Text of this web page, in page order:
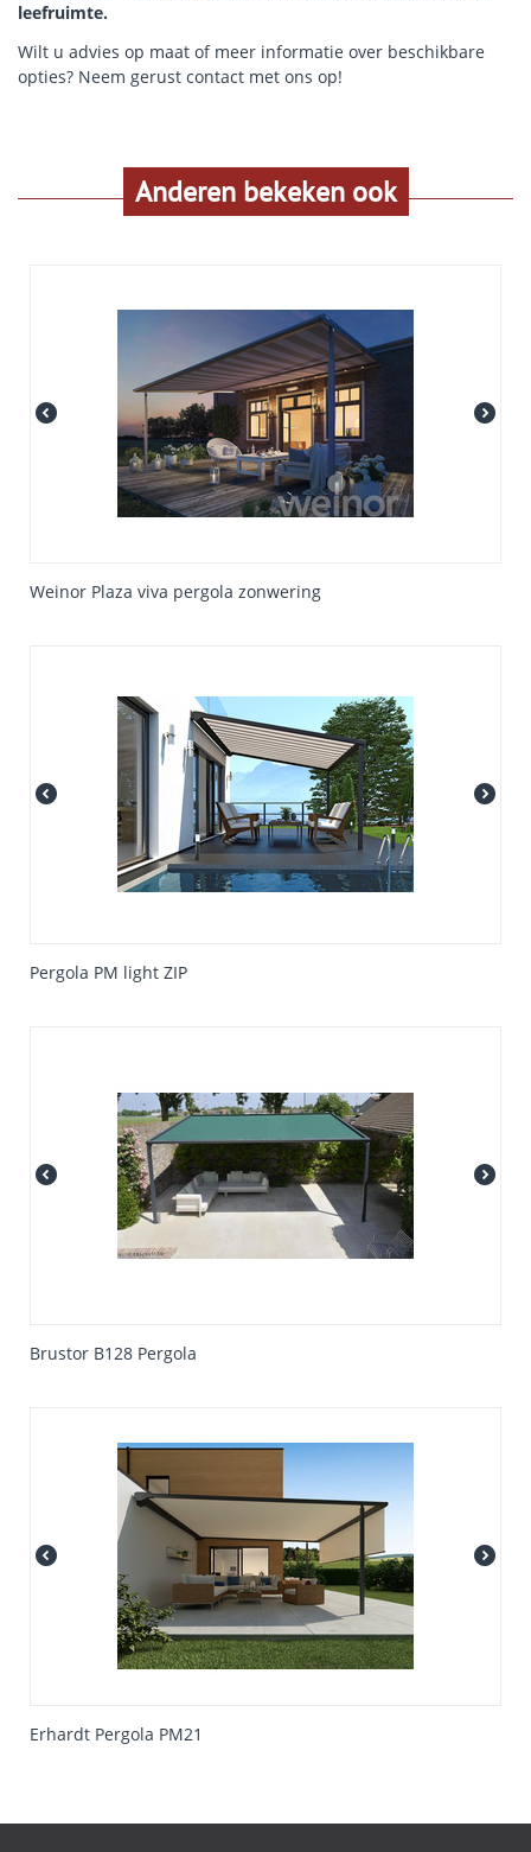
leefruimte.
Wilt u advies op maat of meer informatie over beschikbare
opties? Neem gerust contact met ons op!
Anderen bekeken ook
Weinor Plaza viva pergola zonwering
Pergola PM light ZIP
Brustor B128 Pergola
Erhardt Pergola PM21